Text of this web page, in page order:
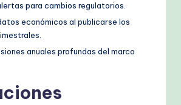
para cambios regulatorios.
económicos al publicarse los
anuales profundas del marco